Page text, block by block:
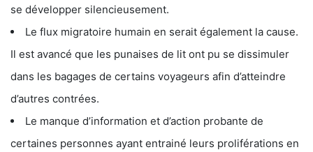
se développer silencieusement.
Le flux migratoire humain en serait également la cause.
Il est avancé que les punaises de lit ont pu se dissimuler
dans les bagages de certains voyageurs afin d’atteindre
d’autres contrées.
Le manque d’information et d’action probante de
certaines personnes ayant entrainé leurs proliférations en